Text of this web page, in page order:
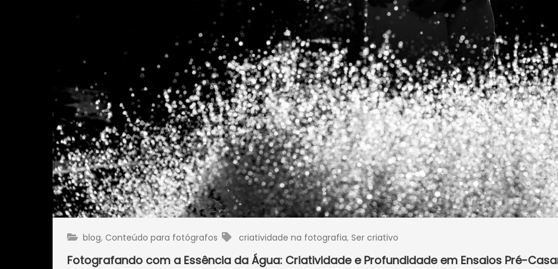
blog, Conteúdo para fotógrafos criatividade na fotografia, Ser criativo
Fotografando com a Essência da Água: Criatividade e Profundidade em Ensaios Pré-